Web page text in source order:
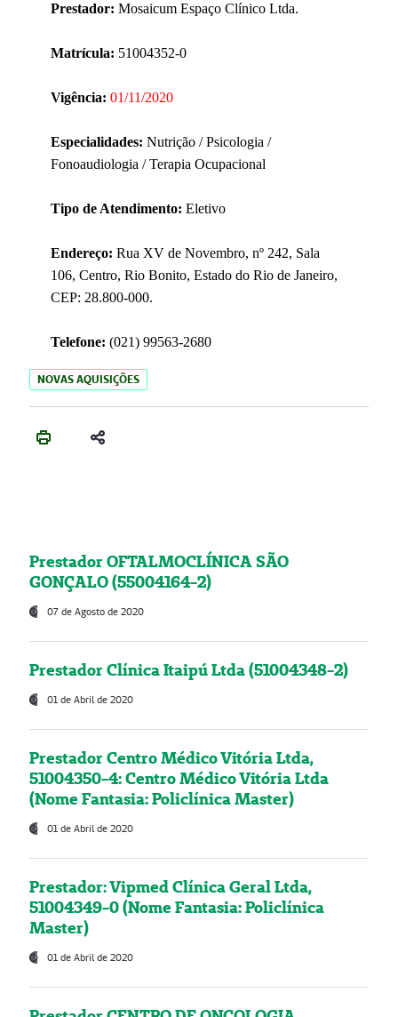
Prestador: Mosaicum Espaço Clínico Ltda.
Matrícula: 51004352-0
Vigência: 01/11/2020
Especialidades: Nutrição / Psicologia /
Fonoaudiologia / Terapia Ocupacional
Tipo de Atendimento: Eletivo
Endereço: Rua XV de Novembro, nº 242, Sala
106, Centro, Rio Bonito, Estado do Rio de Janeiro,
CEP: 28.800-000.
Telefone: (021) 99563-2680
NOVAS AQUISIÇÕES
Prestador OFTALMOCLÍNICA SÃO
GONÇALO (55004164-2)
07 de Agosto de 2020
Prestador Clínica Itaipú Ltda (51004348-2)
01 de Abril de 2020
Prestador Centro Médico Vitória Ltda,
51004350-4: Centro Médico Vitória Ltda
(Nome Fantasia: Policlínica Master)
01 de Abril de 2020
Prestador: Vipmed Clínica Geral Ltda,
51004349-0 (Nome Fantasia: Policlínica
Master)
01 de Abril de 2020